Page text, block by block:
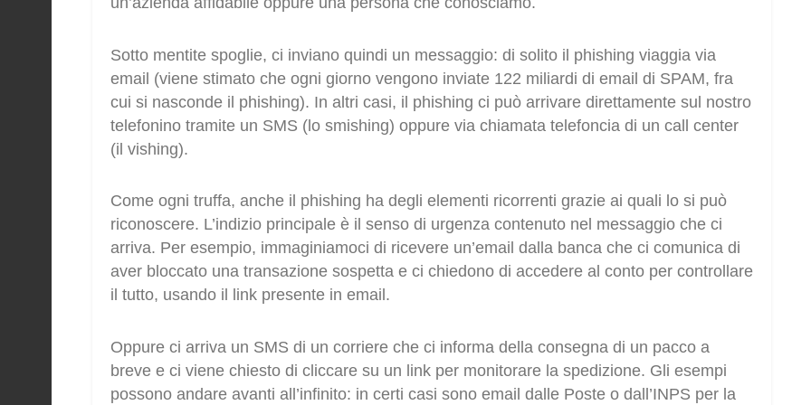
Sotto mentite spoglie, ci inviano quindi un messaggio: di solito il phishing viaggia via
email (viene stimato che ogni giorno vengono inviate 122 miliardi di email di SPAM, fra
cui si nasconde il phishing). In altri casi, il phishing ci può arrivare direttamente sul nostro
telefonino tramite un SMS (lo smishing) oppure via chiamata telefoncia di un call center
(il vishing).
Come ogni truffa, anche il phishing ha degli elementi ricorrenti grazie ai quali lo si può
riconoscere. L’indizio principale è il senso di urgenza contenuto nel messaggio che ci
arriva. Per esempio, immaginiamoci di ricevere un’email dalla banca che ci comunica di
aver bloccato una transazione sospetta e ci chiedono di accedere al conto per controllare
il tutto, usando il link presente in email.
Oppure ci arriva un SMS di un corriere che ci informa della consegna di un pacco a
breve e ci viene chiesto di cliccare su un link per monitorare la spedizione. Gli esempi
possono andare avanti all’infinito: in certi casi sono email dalle Poste o dall’INPS per la